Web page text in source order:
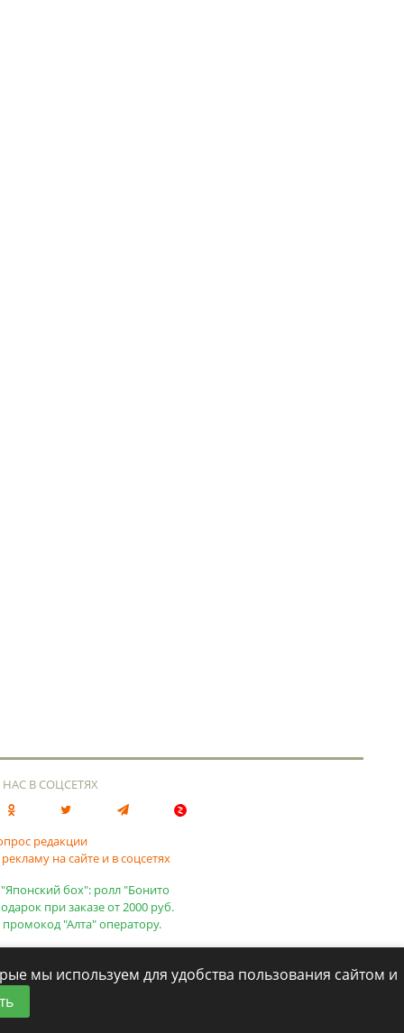
В СОЦСЕТЯХ
редакции
на сайте и в соцсетях
бох": ролл "Бонито
при заказе от 2000 руб.
промокод "Алта" оператору.
мы используем для удобства пользования сайтом и